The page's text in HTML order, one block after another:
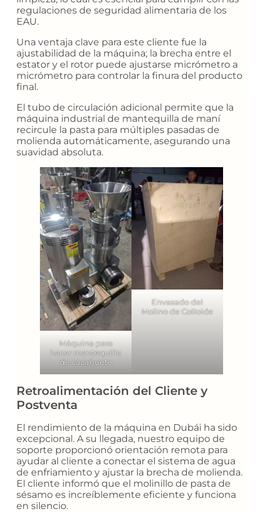
regulaciones de seguridad alimentaria de los
EAU.
Una ventaja clave para este cliente fue la
ajustabilidad de la máquina; la brecha entre el
estator y el rotor puede ajustarse micrómetro a
micrómetro para controlar la finura del producto
final.
El tubo de circulación adicional permite que la
máquina industrial de mantequilla de maní
recircule la pasta para múltiples pasadas de
molienda automáticamente, asegurando una
suavidad absoluta.
Máquina para
hacer mantequilla
de cacahuete
Envasado del
Molino de Colloide
Retroalimentación del Cliente y
Postventa
El rendimiento de la máquina en Dubái ha sido
excepcional. A su llegada, nuestro equipo de
soporte proporcionó orientación remota para
ayudar al cliente a conectar el sistema de agua
de enfriamiento y ajustar la brecha de molienda.
El cliente informó que el molinillo de pasta de
sésamo es increíblemente eficiente y funciona
en silencio.